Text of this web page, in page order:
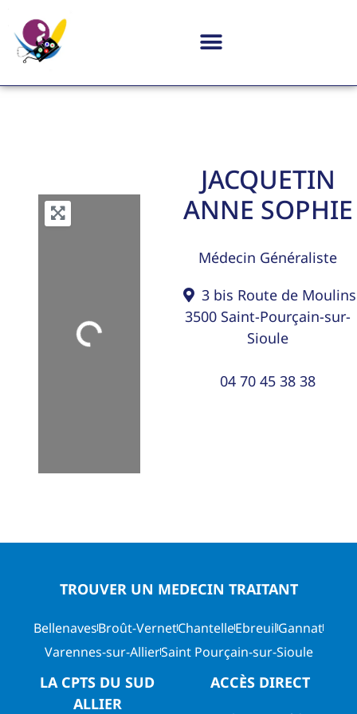
Loading...
JACQUETIN
ANNE SOPHIE
Médecin Généraliste
3 bis Route de Moulins
3500 Saint-Pourçain-sur-
Sioule
04 70 45 38 38
TROUVER UN MEDECIN TRAITANT
BellenavesBroût-VernetChantelleEbreuilGannat
Varennes-sur-AllierSaint Pourçain-sur-Sioule
LA CPTS DU SUD
ALLIER
ACCÈS DIRECT